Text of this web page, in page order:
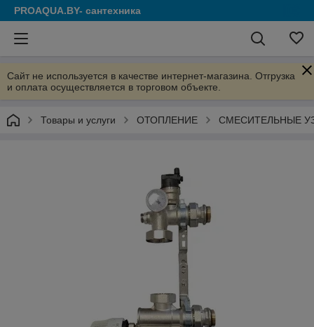
PROAQUA.BY- сантехника
Сайт не используется в качестве интернет-магазина. Отгрузка
и оплата осуществляется в торговом объекте.
Товары и услуги ОТОПЛЕНИЕ СМЕСИТЕЛЬНЫЕ